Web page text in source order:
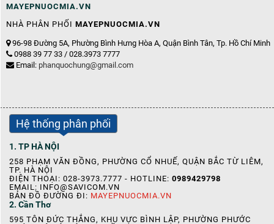
MAYEPNUOCMIA.VN
NHÀ PHÂN PHỐI MAYEPNUOCMIA.VN
96-98 Đường 5A, Phường Bình Hưng Hòa A, Quận Bình Tân, Tp. Hồ Chí Minh
0988 39 77 33 / 028.3973 7777
Email: phanquochung@gmail.com
Hệ thống phân phối
1. TP HÀ NỘI
258 PHẠM VĂN ĐỒNG, PHƯỜNG CỔ NHUẾ, QUẬN BẮC TỪ LIÊM,
TP. HÀ NỘI
ĐIỆN THOẠI: 028-3973.7777 - HOTLINE: 0989429798
EMAIL: INFO@SAVICOM.VN
BẢN ĐỒ ĐƯỜNG ĐI: MAYEPNUOCMIA.VN
2. Cần Thơ
595 TÔN ĐỨC THẮNG, KHU VỰC BÌNH LẬP, PHƯỜNG PHƯỚC